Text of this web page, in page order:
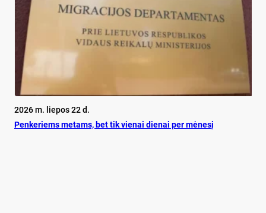
2026 m. liepos 22 d.
Pen­ke­riems me­tams, bet tik vie­nai die­nai per mė­ne­sį